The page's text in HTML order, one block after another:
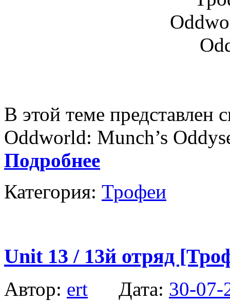
В этой теме представлен
Oddworld: Munch’s
Подробнее
Категория: Трофеи
Unit 13 / 13й отряд
Автор: ert Дата: 30-07-